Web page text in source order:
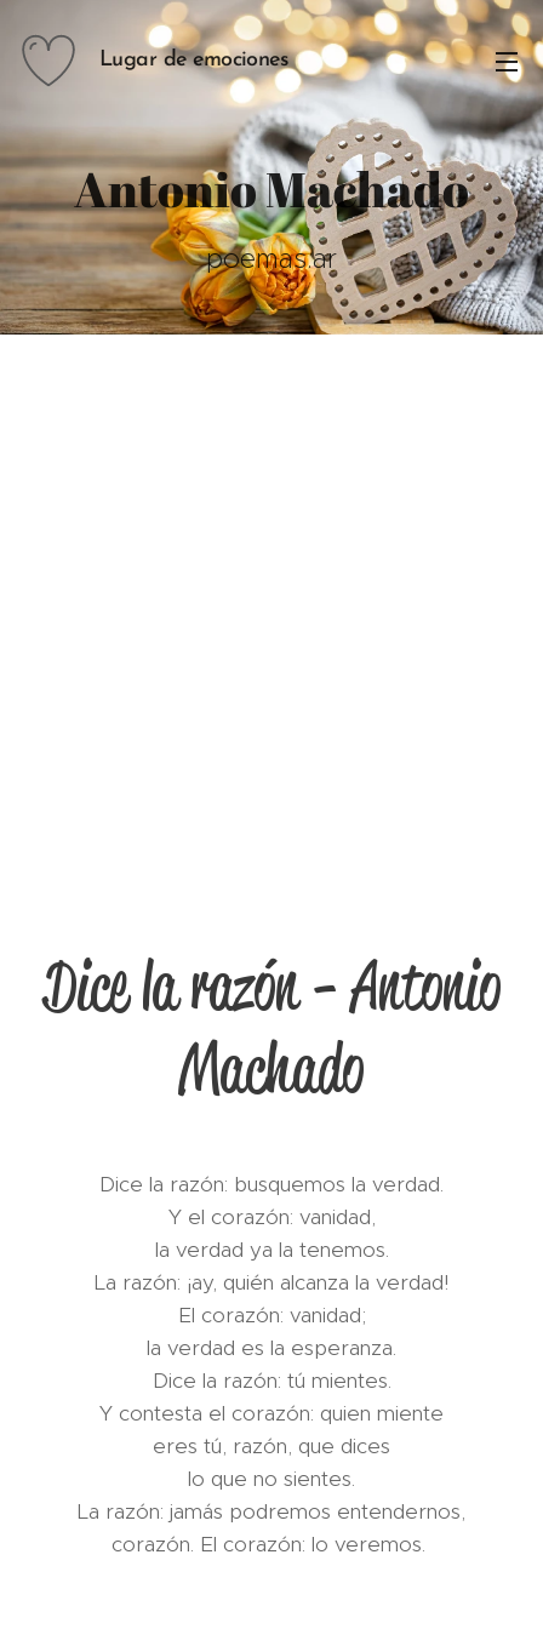
Lugar de emociones
Antonio Machado
poemas.ar
Dice la razón - Antonio
Machado
Dice la razón: busquemos la verdad.
Y el corazón: vanidad,
la verdad ya la tenemos.
La razón: ¡ay, quién alcanza la verdad!
El corazón: vanidad;
la verdad es la esperanza.
Dice la razón: tú mientes.
Y contesta el corazón: quien miente
eres tú, razón, que dices
lo que no sientes.
La razón: jamás podremos entendernos,
corazón. El corazón: lo veremos.